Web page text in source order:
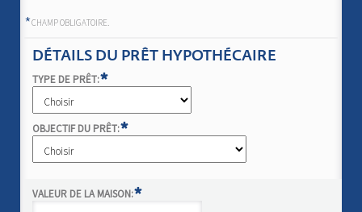
*CHAMP OBLIGATOIRE.
DÉTAILS DU PRÊT HYPOTHÉCAIRE
TYPE DE PRÊT:*
OBJECTIF DU PRÊT:*
VALEUR DE LA MAISON:*